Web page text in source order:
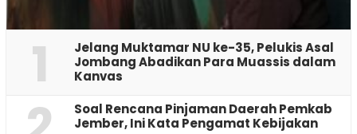
1
Jelang Muktamar NU ke-35, Pelukis Asal
Jombang Abadikan Para Muassis dalam
Kanvas
‎Soal Rencana Pinjaman Daerah Pemkab
Jember, Ini Kata Pengamat Kebijakan ‎